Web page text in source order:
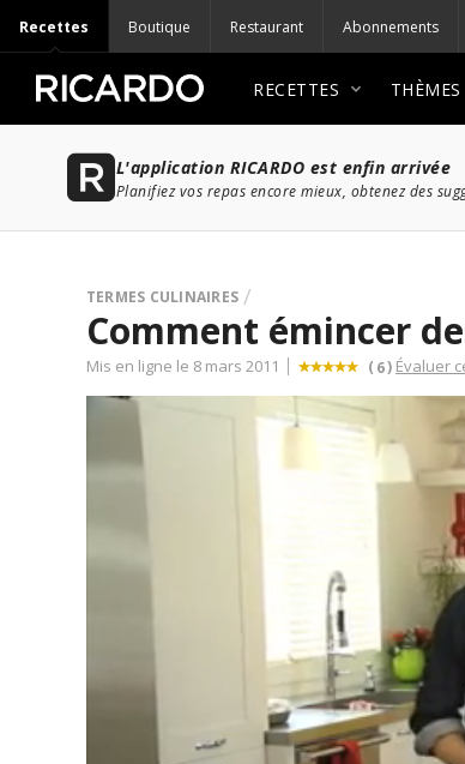
Recettes Boutique Restaurant Abonnements
RECETTES THÈMES
L'application RICARDO est enfin arrivée
Planifiez vos repas encore mieux, obtenez des
TERMES CULINAIRES
Comment émincer
Mis en ligne le 8 mars 2011 ( 6) Évaluer